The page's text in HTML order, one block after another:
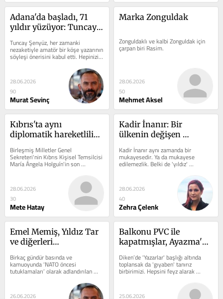
Adana'da başladı, 71
yıldır yüzüyor: Tuncay
Tuncay Şenyüz, her zamanki
nezaketiyle amatör bir köşe yazarının
söyleşi önerisini kabul etti. Hepinizin
Tuncay Şenyüz’ü tanımasında...
28.06.2026
90
Murat Sevinç
Marka Zonguldak
Zonguldaklı ve kalbi Zonguldak için
çarpan biri Rasim.
28.06.2026
50
Mehmet Aksel
Kıbrıs'ta aynı
diplomatik hareketlilik
tedirgin ediyor?
Birleşmiş Milletler Genel
Sekreteri'nin Kıbrıs Kişisel Temsilcisi
María Ángela Holguín'in son
temaslarının ardından adada dikkat
28.06.2026
30
Mete Hatay
Kadir İnanır: Bir
ülkenin değişen
erkeklik hikâyesi
Kadir İnanır aynı zamanda bir
mukayesedir. Ya da mukayese
edilemezlik. Belki de 'yıldız'
dediğimiz şey tam buradan doğuyor:
28.06.2026
40
Zehra Çelenk
Emel Memiş, Yıldız Tar
ve diğerleri…
Birkaç gündür basında ve
kamuoyunda ‘NATO öncesi
tutuklamaları’ olarak adlandırılan
26.06.2026
Balkonu PVC ile
kapatmışlar, Ayazma'da
Polat'ta muhabbet baki
Diken’de 'Yazarlar' başlığı altında
toplansak da 'gıyaben' tanırız
birbirimizi. Hepsini feyz alarak
okuyorum. Sizden farkımız yok,...
25.06.2026